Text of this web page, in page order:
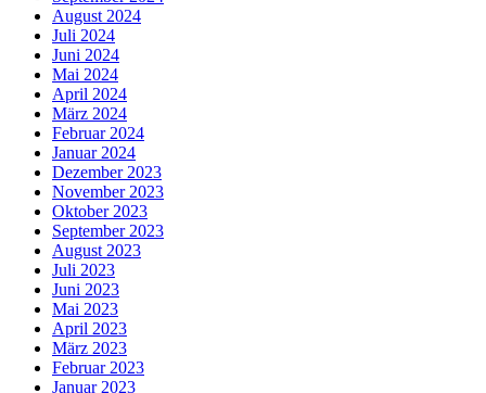
August 2024
Juli 2024
Juni 2024
Mai 2024
April 2024
März 2024
Februar 2024
Januar 2024
Dezember 2023
November 2023
Oktober 2023
September 2023
August 2023
Juli 2023
Juni 2023
Mai 2023
April 2023
März 2023
Februar 2023
Januar 2023